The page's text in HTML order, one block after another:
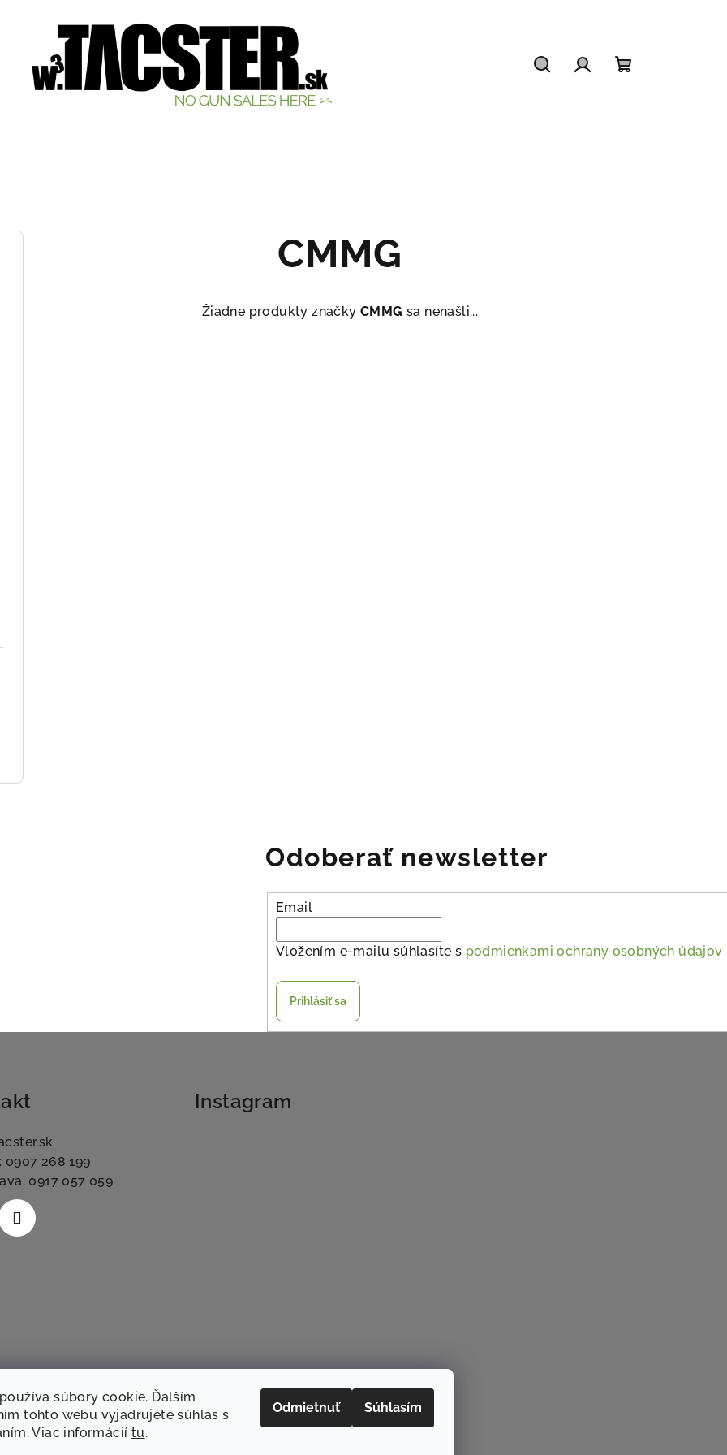
súbory cookie. Ďalším
tohto webu vyjadrujete súhlas s
Viac informácií tu.
Odmietnuť Súhlasím
CMMG
Žiadne produkty značky CMMG sa nenašli...
Odoberať newsletter
Email
Vložením e-mailu súhlasíte s podmienkami ochrany osobných údajov
Prihlásiť sa
0907 268 199
0917 057 059
Instagram